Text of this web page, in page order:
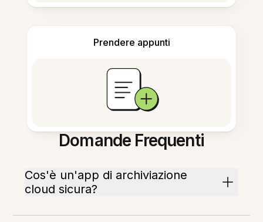
Prendere appunti
Domande Frequenti
Cos'è un'app di archiviazione
cloud sicura?